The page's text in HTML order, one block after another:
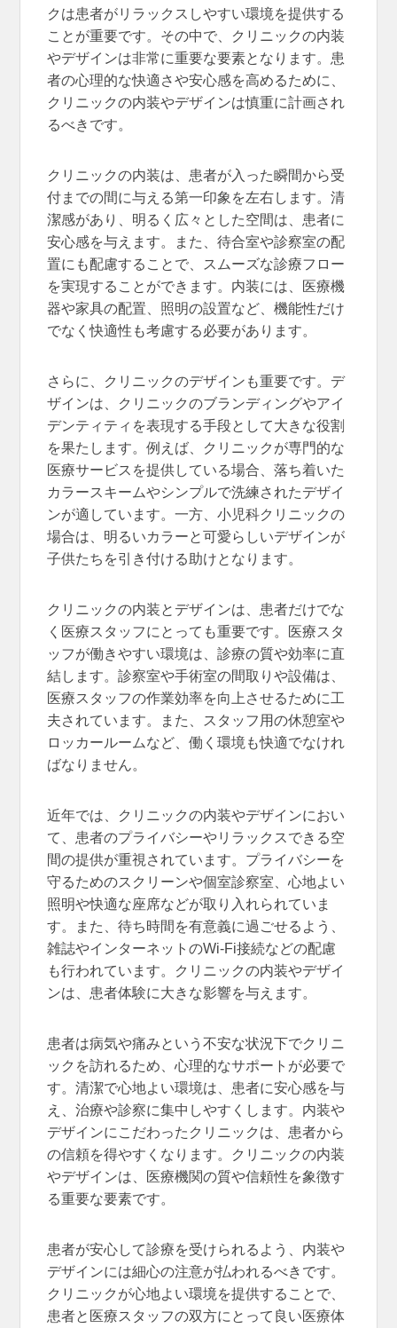
クは患者がリラックスしやすい環境を提供する
ことが重要です。その中で、クリニックの内装
やデザインは非常に重要な要素となります。患
者の心理的な快適さや安心感を高めるために、
クリニックの内装やデザインは慎重に計画され
るべきです。
クリニックの内装は、患者が入った瞬間から受
付までの間に与える第一印象を左右します。清
潔感があり、明るく広々とした空間は、患者に
安心感を与えます。また、待合室や診察室の配
置にも配慮することで、スムーズな診療フロー
を実現することができます。内装には、医療機
器や家具の配置、照明の設置など、機能性だけ
でなく快適性も考慮する必要があります。
さらに、クリニックのデザインも重要です。デ
ザインは、クリニックのブランディングやアイ
デンティティを表現する手段として大きな役割
を果たします。例えば、クリニックが専門的な
医療サービスを提供している場合、落ち着いた
カラースキームやシンプルで洗練されたデザイ
ンが適しています。一方、小児科クリニックの
場合は、明るいカラーと可愛らしいデザインが
子供たちを引き付ける助けとなります。
クリニックの内装とデザインは、患者だけでな
く医療スタッフにとっても重要です。医療スタ
ッフが働きやすい環境は、診療の質や効率に直
結します。診察室や手術室の間取りや設備は、
医療スタッフの作業効率を向上させるために工
夫されています。また、スタッフ用の休憩室や
ロッカールームなど、働く環境も快適でなけれ
ばなりません。
近年では、クリニックの内装やデザインにおい
て、患者のプライバシーやリラックスできる空
間の提供が重視されています。プライバシーを
守るためのスクリーンや個室診察室、心地よい
照明や快適な座席などが取り入れられていま
す。また、待ち時間を有意義に過ごせるよう、
雑誌やインターネットのWi-Fi接続などの配慮
も行われています。クリニックの内装やデザイ
ンは、患者体験に大きな影響を与えます。
患者は病気や痛みという不安な状況下でクリニ
ックを訪れるため、心理的なサポートが必要で
す。清潔で心地よい環境は、患者に安心感を与
え、治療や診察に集中しやすくします。内装や
デザインにこだわったクリニックは、患者から
の信頼を得やすくなります。クリニックの内装
やデザインは、医療機関の質や信頼性を象徴す
る重要な要素です。
患者が安心して診療を受けられるよう、内装や
デザインには細心の注意が払われるべきです。
クリニックが心地よい環境を提供することで、
患者と医療スタッフの双方にとって良い医療体